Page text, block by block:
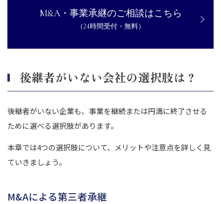
M&A・事業承継のご相談はこちら
（24時間受付・無料）
後継者がいない会社の選択肢は？
後継者がいない企業も、事業を継続または円満に終了させる
ために選べる選択肢があります。
本章では4つの選択肢について、メリットや注意点を詳しく見
ていきましょう。
M&Aによる第三者承継